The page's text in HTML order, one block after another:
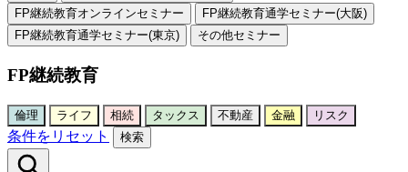
FP継続教育オンラインセミナー
FP継続教育通学セミナー(大阪)
FP継続教育通学セミナー(東京)
その他セミナー
FP継続教育
倫理 ライフ 相続 タックス 不動産 金融 リスク
条件をリセット 検索